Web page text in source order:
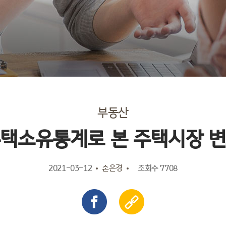
부동산
소유통계로 본 주택시장
2021-03-12 손은경 조회수 7708